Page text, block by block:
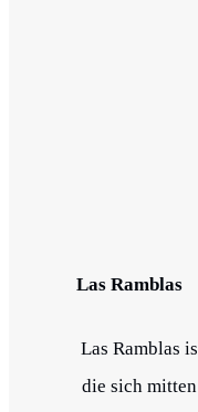
Las Ramblas
Las Ramblas
die sich